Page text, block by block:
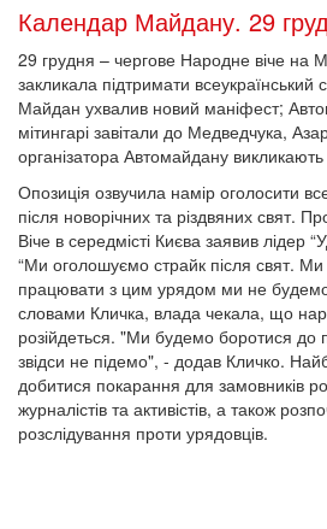
Календар Майдану. 29
29 грудня – чергове Народне віче на
закликала підтримати всеукраїнський
Майдан ухвалив новий маніфест;
мітингарі завітали до Медведчука,
організатора Автомайдану
Опозиція озвучила намір оголосити
після новорічних та різдвяних свят.
Віче в середмісті Києва заявив лідер
“Ми оголошуємо страйк після свят. Ми
працювати з цим урядом ми не
словами Кличка, влада чекала, що
розійдеться. "Ми будемо боротися до
звідси не підемо", - додав Кличко.
добитися покарання для замовників
журналістів та активістів, а також
розслідування проти урядовців.